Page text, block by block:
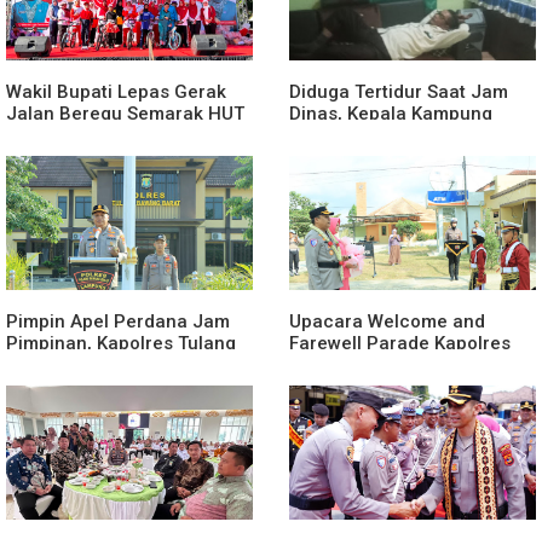
Wakil Bupati Lepas Gerak
Jalan Beregu Semarak HUT
Diduga Tertidur Saat Jam
Dinas, Kepala Kampung
Pimpin Apel Perdana Jam
Pimpinan, Kapolres Tulang
dan Penekanan Pada
Personil
Upacara Welcome and
Farewell Parade Kapolres
Berlangsung Khidmat